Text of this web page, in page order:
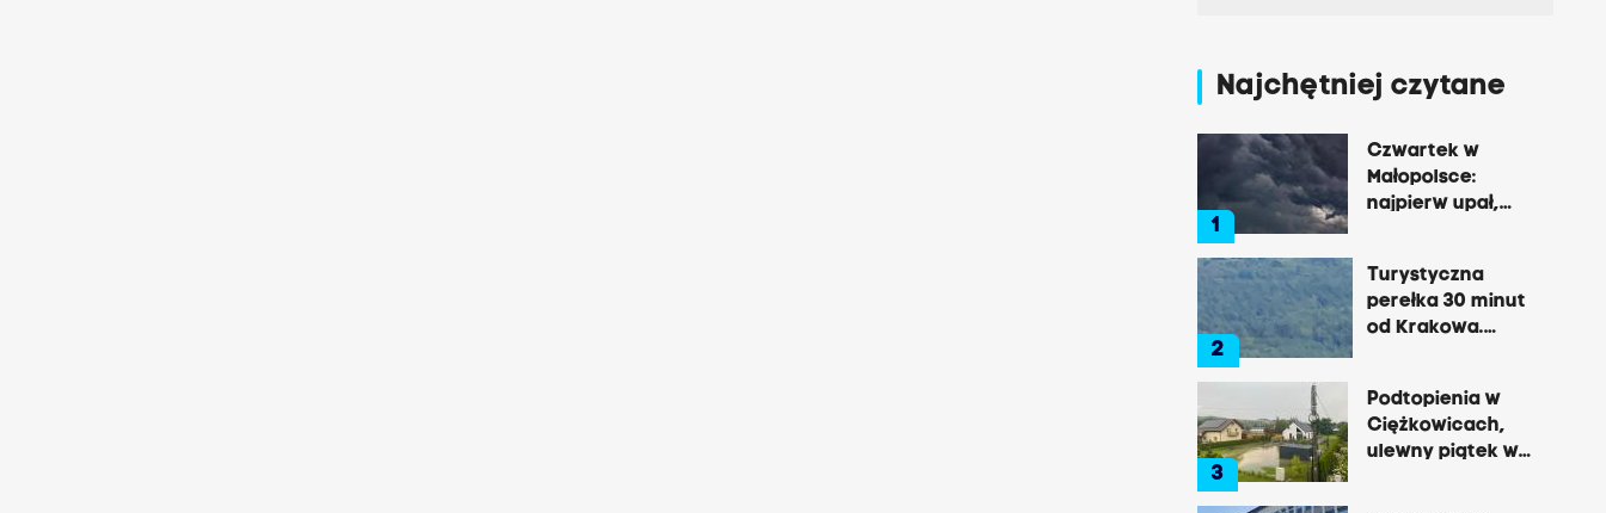
Najchętniej czytane
1
Czwartek w
Małopolsce:
najpierw upał,
2
Turystyczna
perełka 30 minut
od Krakowa.
do lasu
3
Podtopienia w
Ciężkowicach,
ulewny piątek w